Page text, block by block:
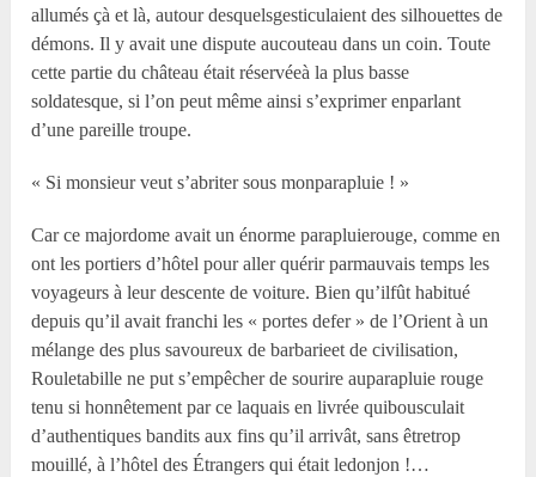
allumés çà et là, autour desquelsgesticulaient des silhouettes de
démons. Il y avait une dispute aucouteau dans un coin. Toute
cette partie du château était réservéeà la plus basse
soldatesque, si l’on peut même ainsi s’exprimer enparlant
d’une pareille troupe.
« Si monsieur veut s’abriter sous monparapluie ! »
Car ce majordome avait un énorme parapluierouge, comme en
ont les portiers d’hôtel pour aller quérir parmauvais temps les
voyageurs à leur descente de voiture. Bien qu’ilfût habitué
depuis qu’il avait franchi les « portes defer » de l’Orient à un
mélange des plus savoureux de barbarieet de civilisation,
Rouletabille ne put s’empêcher de sourire auparapluie rouge
tenu si honnêtement par ce laquais en livrée quibousculait
d’authentiques bandits aux fins qu’il arrivât, sans êtretrop
mouillé, à l’hôtel des Étrangers qui était ledonjon !…